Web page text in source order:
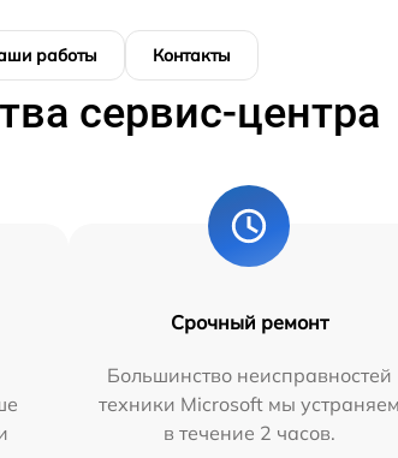
работы Контакты
сервис-центра
Срочный ремонт
Большинство неисправностей
техники Microsoft мы устраняем
в течение 2 часов.